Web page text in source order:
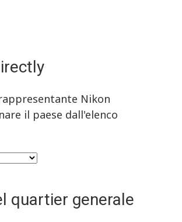
Nikon
il paese dall'elenco
quartier generale